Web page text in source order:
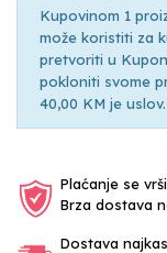
Kupovinom 1
može koristiti za
pretvoriti u
pokloniti svome
40,00 KM je uslov.
Plaćanje se
Brza dostava
Dostava